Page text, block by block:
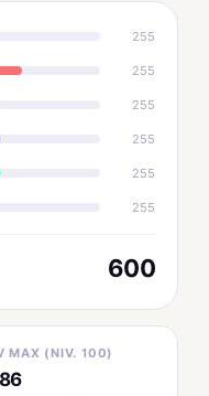
255
255
255
255
255
255
600
MAX (NIV. 100)